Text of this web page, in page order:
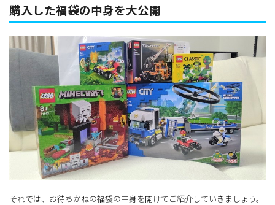
購入した福袋の中身を大公開
それでは、お待ちかねの福袋の中身を開けてご紹介していきましょう。